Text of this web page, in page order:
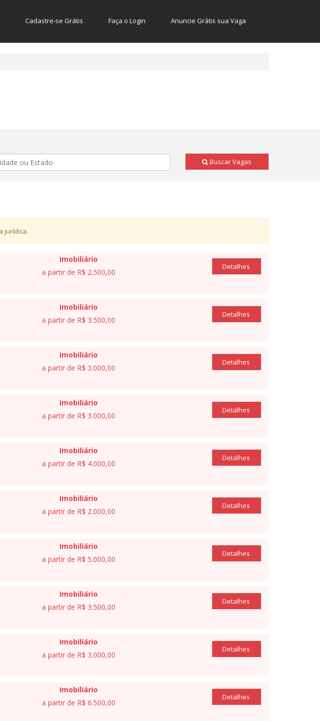
Cadastre-se Grátis Faça o Login Anuncie Grátis sua Vaga
Buscar Vagas
jurídica.
Imobiliário
a partir de R$ 2.500,00
Detalhes
Imobiliário
a partir de R$ 3.500,00
Detalhes
Imobiliário
a partir de R$ 3.000,00
Detalhes
Imobiliário
a partir de R$ 3.000,00
Detalhes
Imobiliário
a partir de R$ 4.000,00
Detalhes
Imobiliário
a partir de R$ 2.000,00
Detalhes
Imobiliário
a partir de R$ 5.000,00
Detalhes
Imobiliário
a partir de R$ 3.500,00
Detalhes
Imobiliário
a partir de R$ 3.000,00
Detalhes
Imobiliário
a partir de R$ 6.500,00
Detalhes